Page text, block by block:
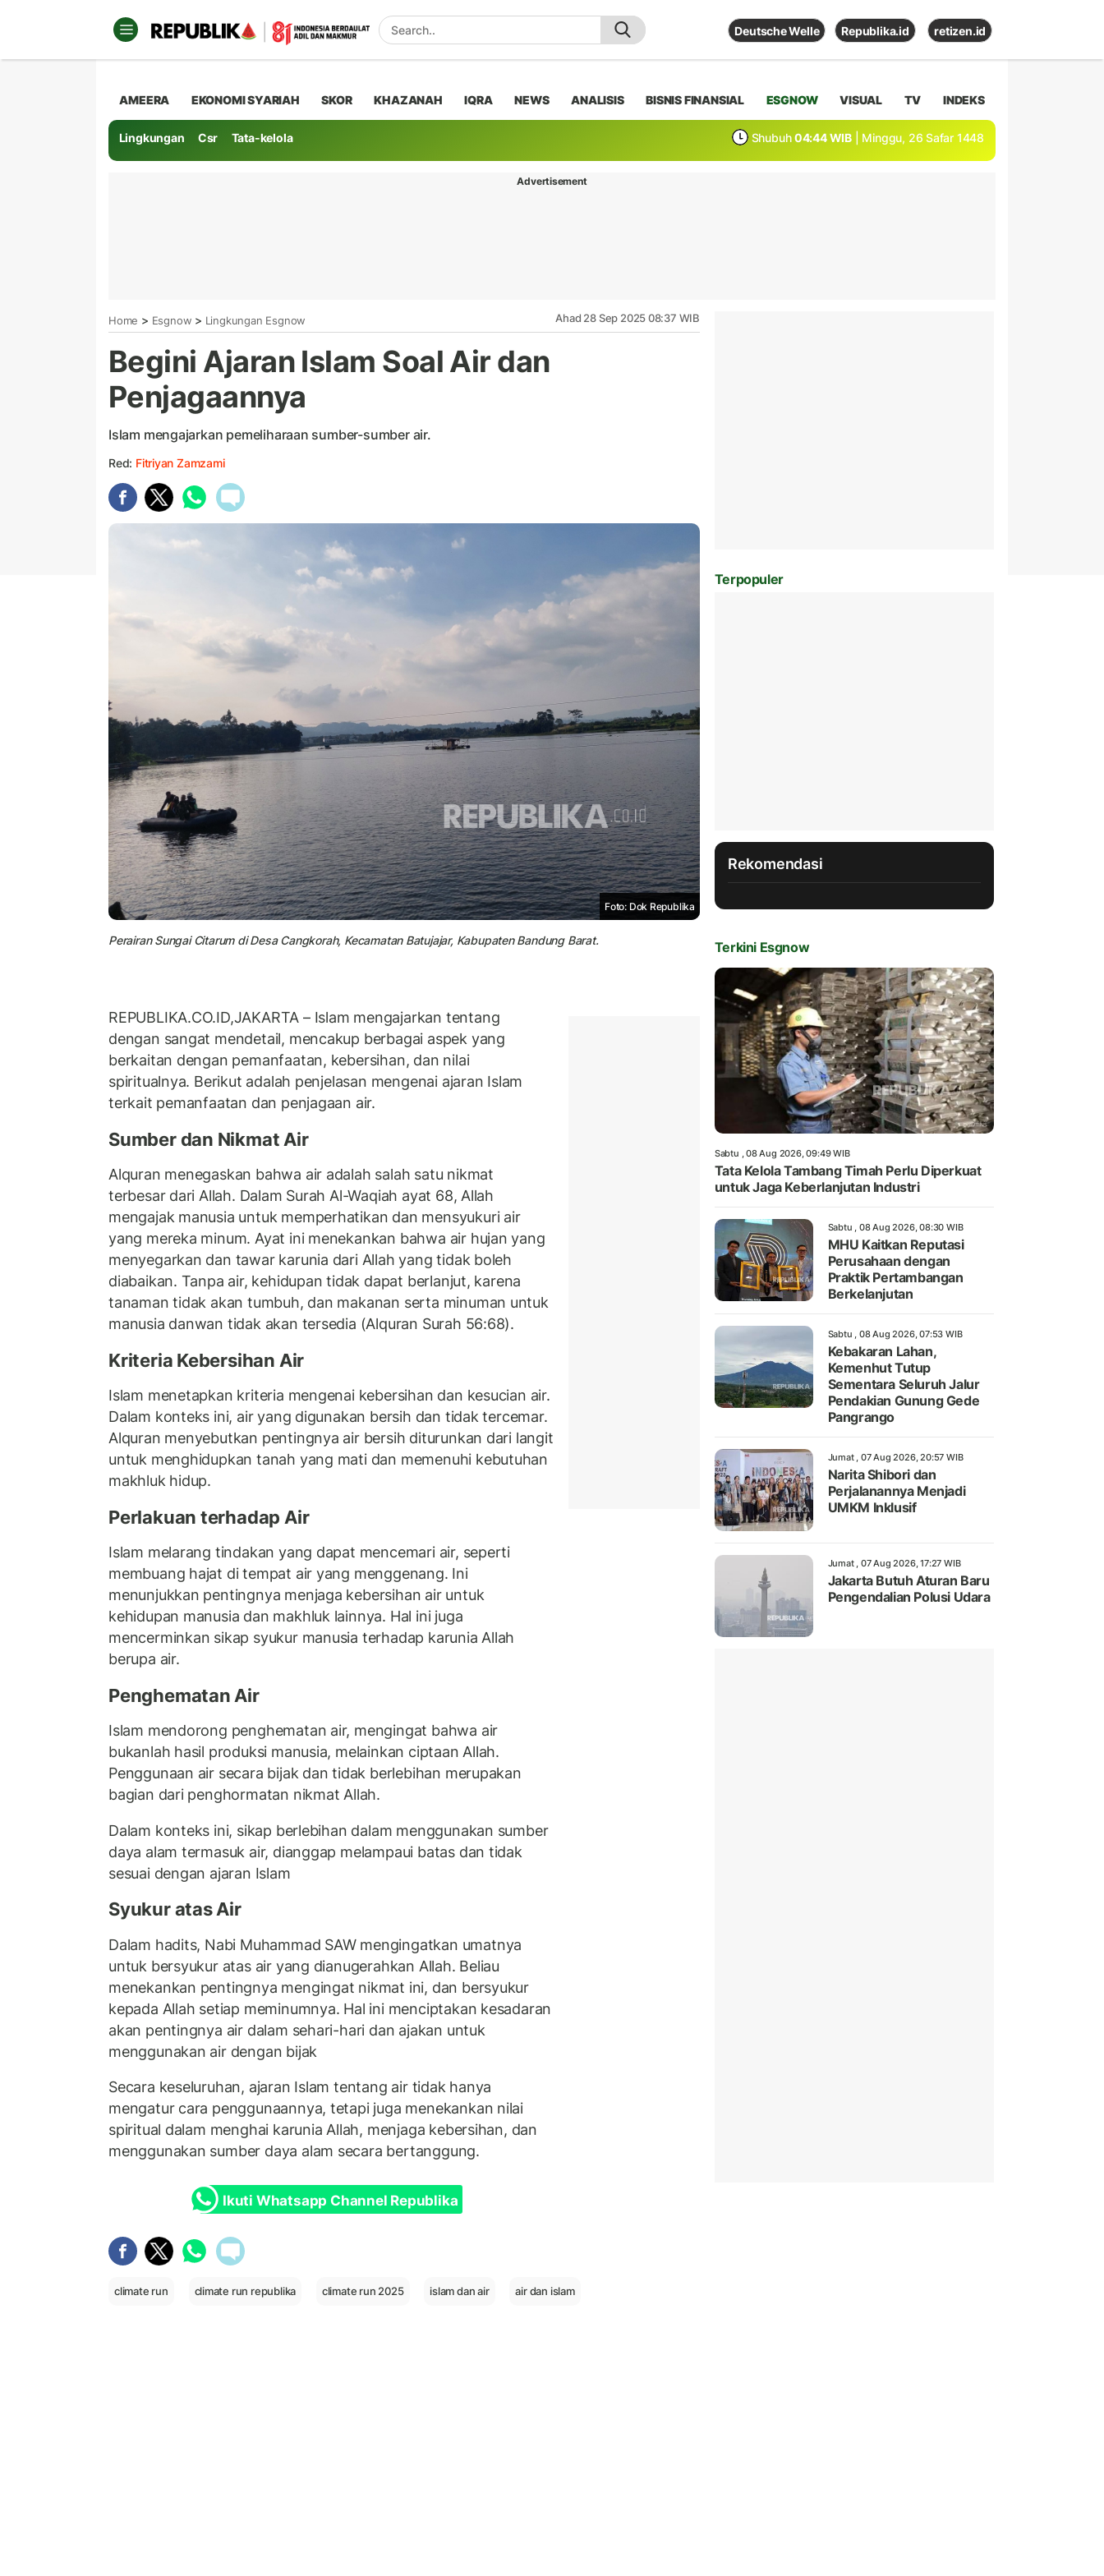
Deutsche Welle Republika.id retizen.id
AMEERA EKONOMI SYARIAH SKOR KHAZANAH IQRA NEWS ANALISIS BISNIS FINANSIAL ESGNOW VISUAL TV INDEKS
Lingkungan Csr Tata-kelola Shubuh 04:44 WIB | Minggu, 26 Safar 1448
Advertisement
Home > Esgnow > Lingkungan Esgnow Ahad 28 Sep 2025 08:37 WIB
Begini Ajaran Islam Soal Air dan
Penjagaannya
Islam mengajarkan pemeliharaan sumber-sumber air.
Red: Fitriyan Zamzami
Foto: Dok Republika
Perairan Sungai Citarum di Desa Cangkorah, Kecamatan Batujajar, Kabupaten Bandung Barat.
REPUBLIKA.CO.ID,JAKARTA – Islam mengajarkan tentang
dengan sangat mendetail, mencakup berbagai aspek yang
berkaitan dengan pemanfaatan, kebersihan, dan nilai
spiritualnya. Berikut adalah penjelasan mengenai ajaran Islam
terkait pemanfaatan dan penjagaan air.
Sumber dan Nikmat Air
Alquran menegaskan bahwa air adalah salah satu nikmat
terbesar dari Allah. Dalam Surah Al-Waqiah ayat 68, Allah
mengajak manusia untuk memperhatikan dan mensyukuri air
yang mereka minum. Ayat ini menekankan bahwa air hujan yang
menyegarkan dan tawar karunia dari Allah yang tidak boleh
diabaikan. Tanpa air, kehidupan tidak dapat berlanjut, karena
tanaman tidak akan tumbuh, dan makanan serta minuman untuk
manusia danwan tidak akan tersedia (Alquran Surah 56:68).
Kriteria Kebersihan Air
Islam menetapkan kriteria mengenai kebersihan dan kesucian air.
Dalam konteks ini, air yang digunakan bersih dan tidak tercemar.
Alquran menyebutkan pentingnya air bersih diturunkan dari langit
untuk menghidupkan tanah yang mati dan memenuhi kebutuhan
makhluk hidup.
Perlakuan terhadap Air
Islam melarang tindakan yang dapat mencemari air, seperti
membuang hajat di tempat air yang menggenang. Ini
menunjukkan pentingnya menjaga kebersihan air untuk
kehidupan manusia dan makhluk lainnya. Hal ini juga
mencerminkan sikap syukur manusia terhadap karunia Allah
berupa air.
Penghematan Air
Islam mendorong penghematan air, mengingat bahwa air
bukanlah hasil produksi manusia, melainkan ciptaan Allah.
Penggunaan air secara bijak dan tidak berlebihan merupakan
bagian dari penghormatan nikmat Allah.
Dalam konteks ini, sikap berlebihan dalam menggunakan sumber
daya alam termasuk air, dianggap melampaui batas dan tidak
sesuai dengan ajaran Islam
Syukur atas Air
Dalam hadits, Nabi Muhammad SAW mengingatkan umatnya
untuk bersyukur atas air yang dianugerahkan Allah. Beliau
menekankan pentingnya mengingat nikmat ini, dan bersyukur
kepada Allah setiap meminumnya. Hal ini menciptakan kesadaran
akan pentingnya air dalam sehari-hari dan ajakan untuk
menggunakan air dengan bijak
Secara keseluruhan, ajaran Islam tentang air tidak hanya
mengatur cara penggunaannya, tetapi juga menekankan nilai
spiritual dalam menghai karunia Allah, menjaga kebersihan, dan
menggunakan sumber daya alam secara bertanggung.
Ikuti Whatsapp Channel Republika
climate run climate run republika climate run 2025 islam dan air air dan islam
Terpopuler
Rekomendasi
Terkini Esgnow
Sabtu , 08 Aug 2026, 09:49 WIB
Tata Kelola Tambang Timah Perlu Diperkuat
untuk Jaga Keberlanjutan Industri
Sabtu , 08 Aug 2026, 08:30 WIB
MHU Kaitkan Reputasi
Perusahaan dengan
Praktik Pertambangan
Berkelanjutan
Sabtu , 08 Aug 2026, 07:53 WIB
Kebakaran Lahan,
Kemenhut Tutup
Sementara Seluruh Jalur
Pendakian Gunung Gede
Pangrango
Jumat , 07 Aug 2026, 20:57 WIB
Narita Shibori dan
Perjalanannya Menjadi
UMKM Inklusif
Jumat , 07 Aug 2026, 17:27 WIB
Jakarta Butuh Aturan Baru
Pengendalian Polusi Udara